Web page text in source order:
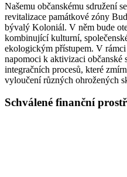
Našemu občanskému sdružení
revitalizace památkové zóny
bývalý Koloniál. V něm bude
kombinující kulturní,
ekologickým přístupem. V
napomoci k aktivizaci občanské
integračních procesů, které
vyloučení různých ohrožených
Schválené finanční